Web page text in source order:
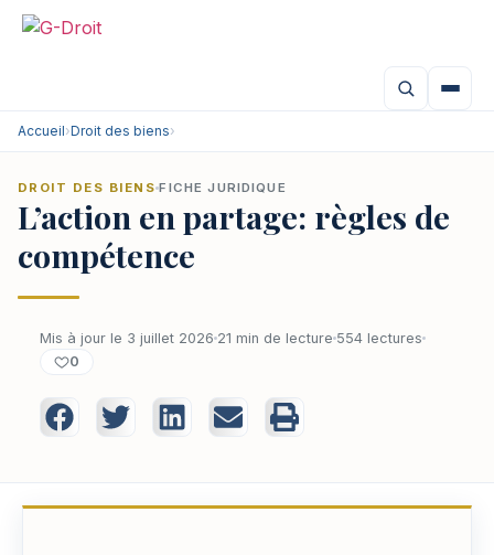
Accueil›Droit des biens›
DROIT DES BIENS FICHE JURIDIQUE
L’action en partage: règles de
compétence
Mis à jour le 3 juillet 2026 21 min de lecture 554 lectures
0